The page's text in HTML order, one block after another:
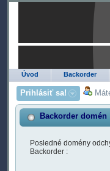
Úvod Backorder
Prihlásiť sa!
Backorder domén
Posledné domény
Backorder :